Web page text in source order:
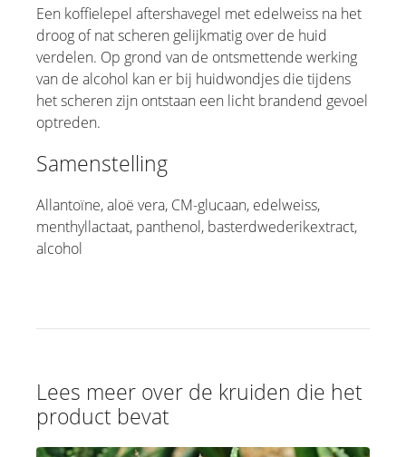
Een koffielepel aftershavegel met edelweiss na het
droog of nat scheren gelijkmatig over de huid
verdelen. Op grond van de ontsmettende werking
van de alcohol kan er bij huidwondjes die tijdens
het scheren zijn ontstaan een licht brandend gevoel
optreden.
Samenstelling
Allantoïne, aloë vera, CM-glucaan, edelweiss,
menthyllactaat, panthenol, basterdwederikextract,
alcohol
Lees meer over de kruiden die het
product bevat